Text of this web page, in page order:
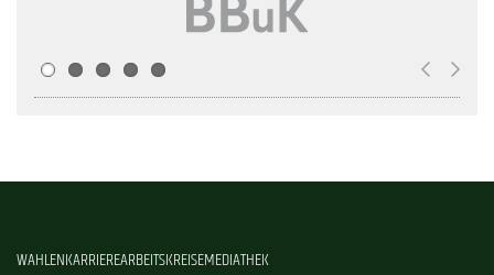
WAHLENKARRIEREARBEITSKREISEMEDIATHEK